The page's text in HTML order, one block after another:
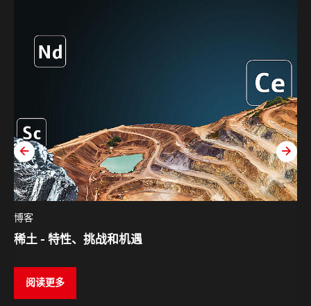
博客
稀土 - 特性、挑战和机遇
阅读更多
zurück